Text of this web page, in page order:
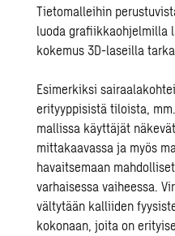
Tietomalleihin
luoda grafiikkaohjelmilla
kokemus 3D-laseilla
Esimerkiksi
erityyppisistä tiloista,
mallissa käyttäjät
mittakaavassa ja myös
havaitsemaan
varhaisessa vaiheessa.
vältytään kalliiden
kokonaan, joita on